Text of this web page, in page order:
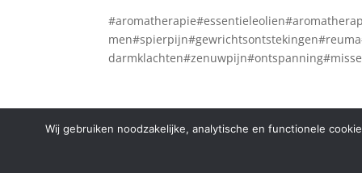
Copyright © 2024 Aurelia Schoonheidssalon
Wij gebruiken noodzakelijke, analytische en functionele